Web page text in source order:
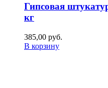
Гипсовая
кг
385,00 руб.
В корзину